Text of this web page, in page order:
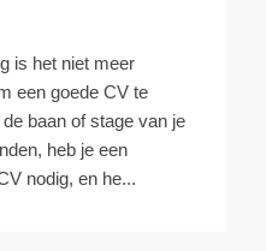
is het niet meer
een goede CV te
baan of stage van je
heb je een
nodig, en he...